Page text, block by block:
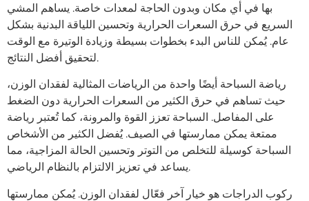
بها في أي مكان وبدون الحاجة لمعدات خاصة. يساهم المشي
السريع في حرق السعرات الحرارية وتحسين اللياقة البدنية بشكل
عام. يُمكن للناس البدء بخطوات بسيطة وزيادة الوتيرة مع الوقت
لتحقيق أفضل النتائج.
رياضة السباحة أيضًا واحدة من الرياضات المثالية لفقدان الوزن،
حيث تساهم في حرق الكثير من السعرات الحرارية دون الضغط
على المفاصل. السباحة تعزز القوة والمرونة، كما تُعتبر رياضة
ممتعة يمكن ممارستها في الصيف. يُفضل الكثير من الأشخاص
السباحة كوسيلة للتخلص من التوتر وتحسين الحالة المزاجية، مما
يساعد في تعزيز الالتزام بالنظام الرياضي.
ركوب الدراجات هو خيار آخر فعّال لفقدان الوزن. يُمكن ممارستها